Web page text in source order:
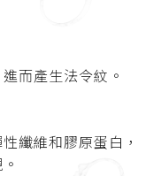
而產生法令紋。
纖維和膠原蛋白，